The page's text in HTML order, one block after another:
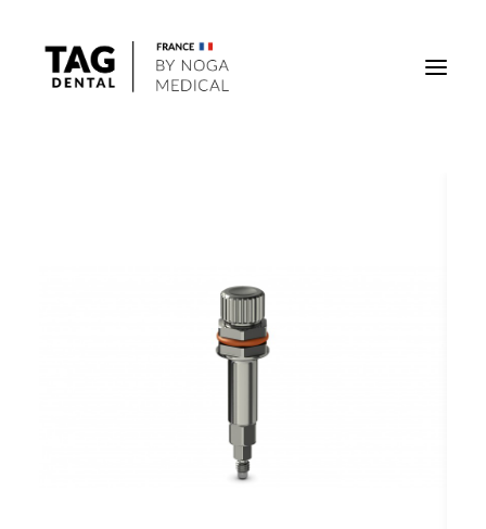
Outils
Solutions régénératives
Recherche